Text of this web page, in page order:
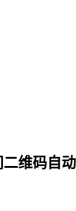
维码自动